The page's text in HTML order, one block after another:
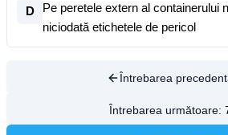
D
Pe peretele extern al containerului
niciodată etichetele de pericol
Întrebarea
Întrebarea următoare: